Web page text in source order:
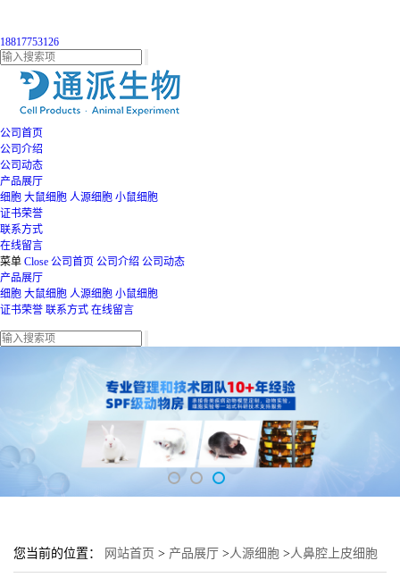
18817753126
公司首页
公司介绍
公司动态
产品展厅
细胞 大鼠细胞 人源细胞 小鼠细胞
证书荣誉
联系方式
在线留言
菜单 Close 公司首页 公司介绍 公司动态
产品展厅
细胞 大鼠细胞 人源细胞 小鼠细胞
证书荣誉 联系方式 在线留言
您当前的位置： 网站首页 > 产品展厅 >人源细胞 >人鼻腔上皮细胞